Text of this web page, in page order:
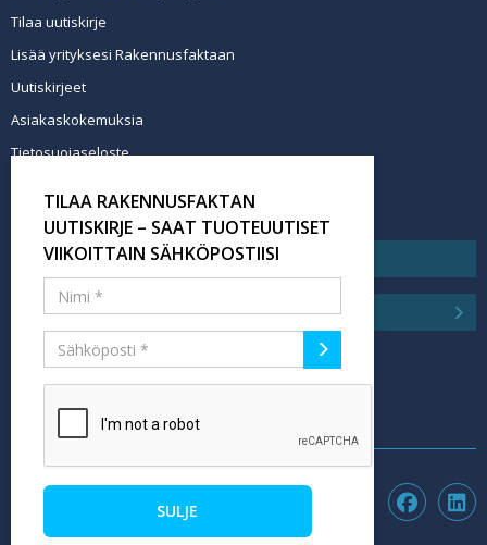
Tilaa uutiskirje
Lisää yrityksesi Rakennusfaktaan
Uutiskirjeet
Asiakaskokemuksia
Tietosuojaseloste
Tilaa uutiskirje
TILAA RAKENNUSFAKTAN
UUTISKIRJE – SAAT TUOTEUUTISET
VIIKOITTAIN SÄHKÖPOSTIISI
SULJE